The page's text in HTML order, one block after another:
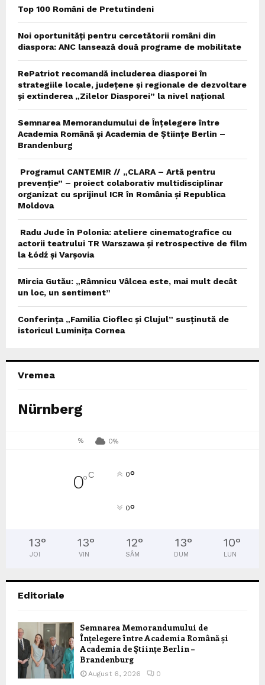
Top 100 Români de Pretutindeni
Noi oportunități pentru cercetătorii români din
diaspora: ANC lansează două programe de mobilitate
RePatriot recomandă includerea diasporei în
strategiile locale, județene și regionale de dezvoltare
și extinderea „Zilelor Diasporei” la nivel național
Semnarea Memorandumului de Înțelegere între
Academia Română și Academia de Științe Berlin –
Brandenburg
Programul CANTEMIR // „CLARA – Artă pentru
prevenție” – proiect colaborativ multidisciplinar
organizat cu sprijinul ICR în România și Republica
Moldova
Radu Jude în Polonia: ateliere cinematografice cu
actorii teatrului TR Warszawa și retrospective de film
la Łódź și Varșovia
Mircia Gutău: „Râmnicu Vâlcea este, mai mult decât
un loc, un sentiment”
Conferința „Familia Cioflec și Clujul” susținută de
istoricul Luminița Cornea
Vremea
Nürnberg
% 0%
0°C 0°
0°
13°
JOI
13°
VIN
12°
SÂM
13°
DUM
10°
LUN
Editoriale
Semnarea Memorandumului de
Înțelegere între Academia Română și
Academia de Științe Berlin –
Brandenburg
August 6, 2026 0